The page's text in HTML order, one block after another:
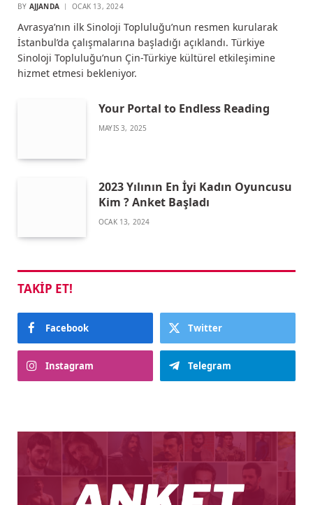
BY AJJANDA OCAK 13, 2024
Avrasya’nın ilk Sinoloji Topluluğu’nun resmen kurularak
İstanbul’da çalışmalarına başladığı açıklandı. Türkiye
Sinoloji Topluluğu’nun Çin-Türkiye kültürel etkileşimine
hizmet etmesi bekleniyor.
Your Portal to Endless Reading
MAYIS 3, 2025
2023 Yılının En İyi Kadın Oyuncusu
Kim ? Anket Başladı
OCAK 13, 2024
TAKIP ET!
Facebook Twitter
Instagram Telegram